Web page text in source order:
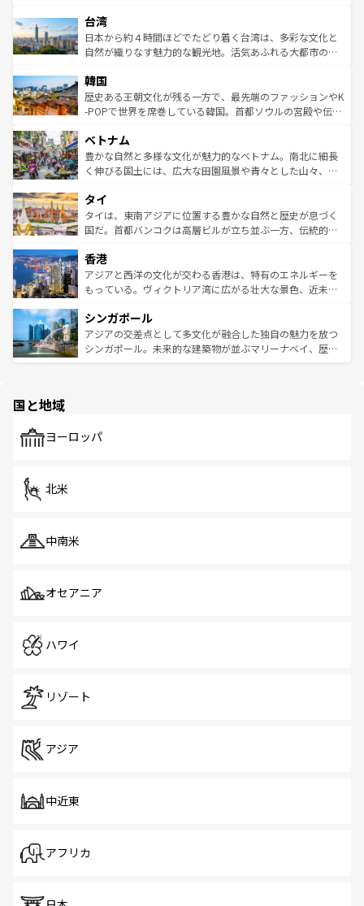
情報は
人々、おいしいローカルフードやハワイアンミュージッ
ク、伝統的なフラダンスなど、すべてがハワイの魅力を彩
っている。訪れるたびに新しい発見と感動が待っているハ
はコンテンツ一覧
リアリーフや大陸中央部にそびえるウルル（エアーズロッ
ク）、タスマニアの美しい原生林やケアンズの熱帯雨林な
ど、見どころがたくさん。また、カフェやワイン、オージ
いる。アクティビティも充実しており、サーフィンやダイ
ビング、ハイキングなど、アウトドア好きにはたまらな
い。オーストラリアの多彩な魅力を存分に味わいつくそ
参照してほしい。
台湾
日本から約４時間ほどでたどり着く台湾は、多彩な文化と
自然が織りなす魅力的な観光地。活気あふれる大都市の台
ン）、静ひつな山岳地帯である台湾東部など、都市の喧騒
と山間の静けさが共存しており、訪れる人に新しい発見と
驚きをもたらしてくれる。また、奥深い台湾の食文化も魅
容にもいいと評判のスイーツなど、バラエティ豊かな料理
が味わえる。 なお、新着の台湾情報は コンテンツ一覧を参
照してほしい。
韓国
歴史ある王朝文化が残る一方で、最先端のファッションやK
-POPで世界を席巻している韓国。首都ソウルの宮殿や伝統
き、地方に足を延ばせば四季折々の自然美を楽しむことが
できる。そして、キムチや焼肉、絶品のストリートフード
まで、さまざまな韓国料理が待っている。夜には、韓国な
リティに包まれながら、韓国の多彩な魅力を心ゆくまで味
わってみてほしい。 なお、新着の韓国情報はコンテンツ一
覧を参照してほしい。
ベトナム
豊かな自然と多様な文化が魅力的なベトナム。南北に細長
く伸びる国土には、広大な田園風景や青々とした山々、世
急速な発展と共に伝統が息づく。ハノイの古い町並みやホ
ーチミン市のフランス統治時代の建物も、独特の雰囲気を
醸し出している。また、バラエティの豊かさとおいしさで
とつ。フォーやバインミー、ベトナムコーヒーなどは、ぜ
ひ現地で味わいたい。どの地域を訪れてもあたたかい人々
が旅行者を迎えてくれるので、きっと忘れられない旅にな
参照してほしい。
タイ
タイは、東南アジアに位置する豊かな自然と歴史が息づく
国だ。首都バンコクは高層ビルが立ち並ぶ一方、伝統的な
の活気が交差している。北部ではチェンマイなどの山岳地
帯で自然と触れ合い、南部ではプーケットやクラビの美し
いビーチでリゾート気分を楽しむことができる。タイ料理
激する。気候は一年中温暖で、どの季節にも異なる楽しみ
が待っている。親しみやすいタイの人々、仏教を中心とし
た文化、そして多様な観光資源が、訪れる旅人を魅了し続
香港
アジアと西洋の文化が交わる香港は、特有のエネルギーを
もっている。ヴィクトリア湾に広がる壮大な景色、近未来
み、どこを訪れても感動するはず。観光スポットが密集し
ており、効率よく見どころを回れるのも魅力。息をのむよ
うな絶景から文化的な体験まで、香港を存分に楽しみ尽く
シンガポール
アジアの交差点として多文化が融合した独自の魅力を放つ
シンガポール。未来的な建築物が並ぶマリーナベイ、歴史
で、ホーカーズは地元の風情を楽しめる外せないスポット
国と地域
ヨーロッパ
北米
中南米
オセアニア
ハワイ
リゾート
アジア
中近東
アフリカ